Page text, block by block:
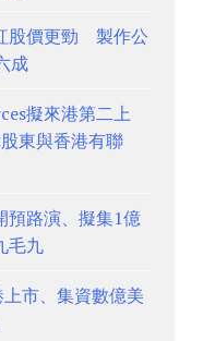
股價更勁 製作公
成
擬來港第二上
東與香港有聯
預路演、擬集1億
毛九
市、集資數億美